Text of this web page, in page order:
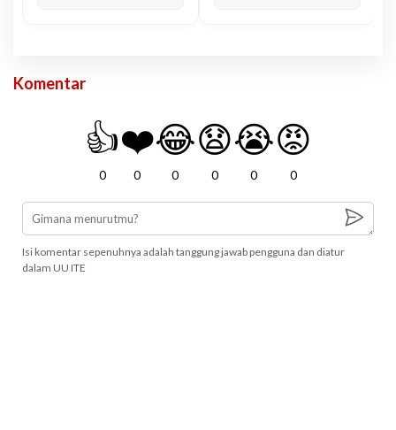
Komentar
👍
0
❤️
0
😂
0
😧
0
😭
0
😡
0
Isi komentar sepenuhnya adalah tanggung jawab pengguna dan diatur
dalam UU ITE